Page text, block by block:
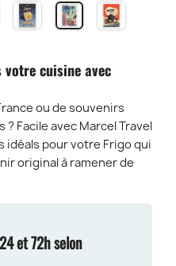
SAVON
DE
LONDRES
votre cuisine avec
ou de souvenirs
Facile avec Marcel Travel
idéals pour votre Frigo qui
original à ramener de
et 72h selon